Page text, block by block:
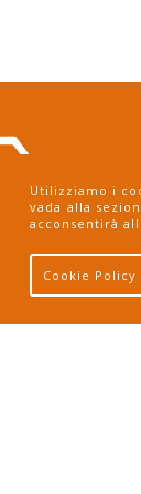
Utilizziamo i
vada alla
acconsentirà
Cookie Policy